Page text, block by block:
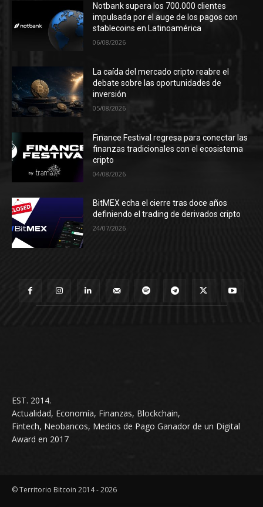
Notbank supera los 700.000 clientes
impulsada por el auge de los pagos con
stablecoins en Latinoamérica
06/08/2026
La caída del mercado cripto reabre el
debate sobre las oportunidades de
inversión
05/08/2026
Finance Festival regresa para conectar las
finanzas tradicionales con el ecosistema
cripto
04/08/2026
BitMEX echa el cierre tras doce años
definiendo el trading de derivados cripto
24/07/2026
EST. 2014.
Actualidad, Economía, Finanzas, Blockchain,
Fintech, Neobancos, Medios de Pago Ganador de un Digital
Award en 2017
© Territorio Bitcoin 2014 - 2026